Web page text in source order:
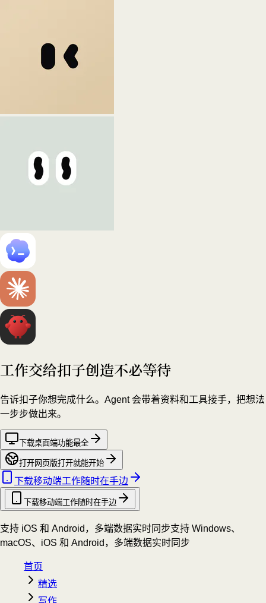
工作交给扣子创造不必等待
告诉扣子你想完成什么。Agent 会带着资料和工具接手，把想法
一步步做出来。
下载桌面端功能最全
打开网页版打开就能开始
下载移动端工作随时在手边
下载移动端工作随时在手边
支持 iOS 和 Android，多端数据实时同步支持 Windows、
macOS、iOS 和 Android，多端数据实时同步
首页
精选
写作